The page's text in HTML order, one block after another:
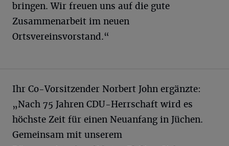
bringen. Wir freuen uns auf die gute
Zusammenarbeit im neuen
Ortsvereinsvorstand.“
Ihr Co-Vorsitzender Norbert John ergänzte:
„Nach 75 Jahren CDU-Herrschaft wird es
höchste Zeit für einen Neuanfang in Jüchen.
Gemeinsam mit unserem